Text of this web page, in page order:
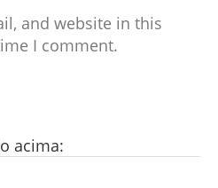
and website in this
I comment.
acima: